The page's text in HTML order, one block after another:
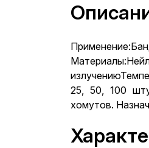
25, 50, 100
хомутов.